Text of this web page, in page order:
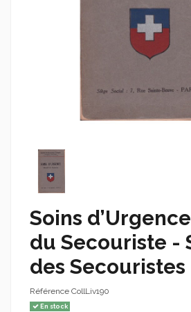
Soins
du Secouriste -
des Secouristes
Référence CollLiv190
En stock